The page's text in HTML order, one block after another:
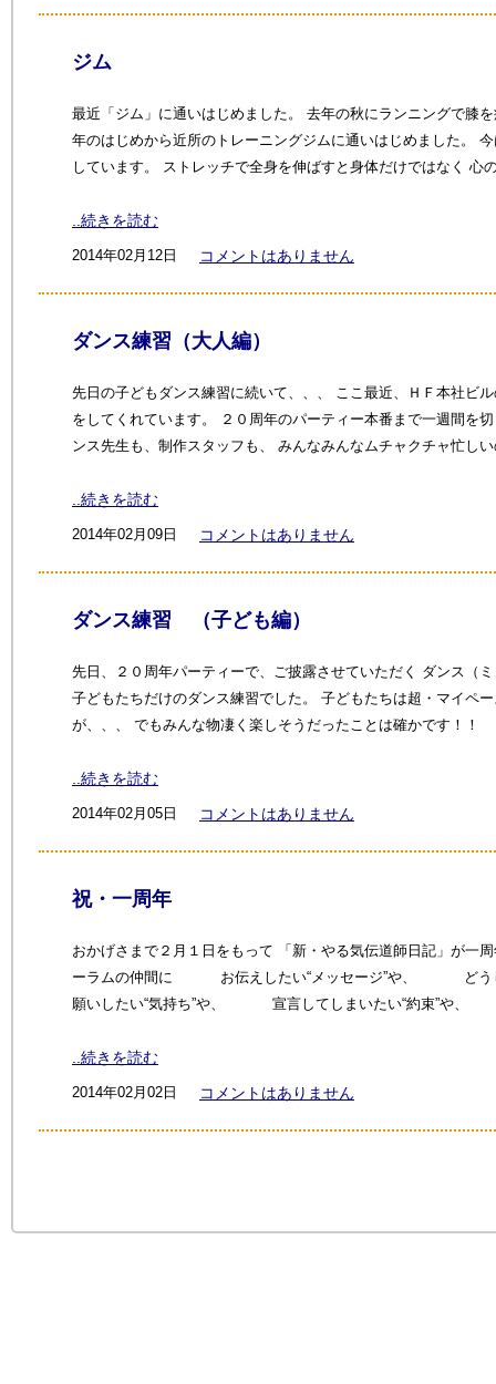
ジム
最近「ジム」に通いはじめました。 去年の秋にランニングで膝
年のはじめから近所のトレーニングジムに通いはじめました。
しています。 ストレッチで全身を伸ばすと身体だけではなく 心
..続きを読む
2014年02月12日 コメントはありません
ダンス練習（大人編）
先日の子どもダンス練習に続いて、、、 ここ最近、ＨＦ本社ビ
をしてくれています。 ２０周年のパーティー本番まで一週間を
ンス先生も、制作スタッフも、 みんなみんなムチャクチャ忙し
..続きを読む
2014年02月09日 コメントはありません
ダンス練習 （子ども編）
先日、２０周年パーティーで、ご披露させていただく ダンス（
子どもたちだけのダンス練習でした。 子どもたちは超・マイペ
が、、、 でもみんな物凄く楽しそうだったことは確かです！！
..続きを読む
2014年02月05日 コメントはありません
祝・一周年
おかげさまで２月１日をもって 「新・やる気伝道師日記」が一
ーラムの仲間に お伝えしたい“メッセージ”や、 どう
願いしたい“気持ち”や、 宣言してしまいたい“約束”や
..続きを読む
2014年02月02日 コメントはありません